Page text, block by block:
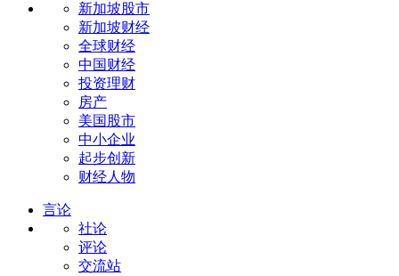
新加坡股市
新加坡财经
全球财经
中国财经
投资理财
房产
美国股市
中小企业
起步创新
财经人物
言论
社论
评论
交流站